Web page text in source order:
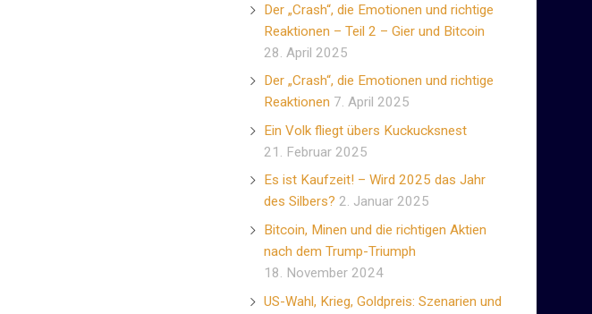
Der „Crash“, die Emotionen und richtige
Reaktionen – Teil 2 – Gier und Bitcoin
28. April 2025
Der „Crash“, die Emotionen und richtige
Reaktionen 7. April 2025
Ein Volk fliegt übers Kuckucksnest
21. Februar 2025
Es ist Kaufzeit! – Wird 2025 das Jahr
des Silbers? 2. Januar 2025
Bitcoin, Minen und die richtigen Aktien
nach dem Trump-Triumph
18. November 2024
US-Wahl, Krieg, Goldpreis: Szenarien und